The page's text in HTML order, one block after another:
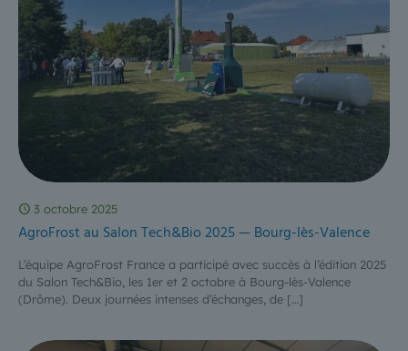
3 octobre 2025
AgroFrost au Salon Tech&Bio 2025 — Bourg-lès-Valence
L’équipe AgroFrost France a participé avec succès à l’édition 2025
du Salon Tech&Bio, les 1er et 2 octobre à Bourg-lès-Valence
(Drôme). Deux journées intenses d’échanges, de […]